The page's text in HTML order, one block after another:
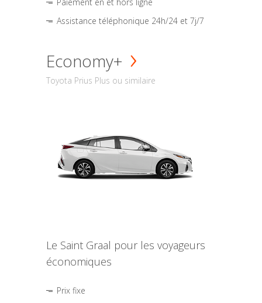
Assistance téléphonique 24h/24 et 7j/7
Economy+
Toyota Prius Plus ou similaire
Le Saint Graal pour les voyageurs
économiques
Prix fixe